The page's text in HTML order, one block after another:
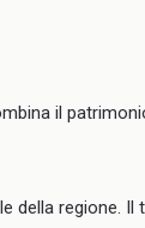
il
della regione. Il